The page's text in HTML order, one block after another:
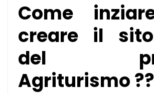
Come
creare il
del
Agriturismo ??